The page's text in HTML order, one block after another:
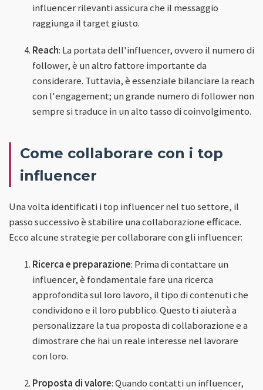
influencer rilevanti assicura che il messaggio
raggiunga il target giusto.
Reach: La portata dell'influencer, ovvero il numero di
follower, è un altro fattore importante da
considerare. Tuttavia, è essenziale bilanciare la reach
con l'engagement; un grande numero di follower non
sempre si traduce in un alto tasso di coinvolgimento.
Come collaborare con i top
influencer
Una volta identificati i top influencer nel tuo settore, il
passo successivo è stabilire una collaborazione efficace.
Ecco alcune strategie per collaborare con gli influencer:
Ricerca e preparazione: Prima di contattare un
influencer, è fondamentale fare una ricerca
approfondita sul loro lavoro, il tipo di contenuti che
condividono e il loro pubblico. Questo ti aiuterà a
personalizzare la tua proposta di collaborazione e a
dimostrare che hai un reale interesse nel lavorare
con loro.
Proposta di valore: Quando contatti un influencer,